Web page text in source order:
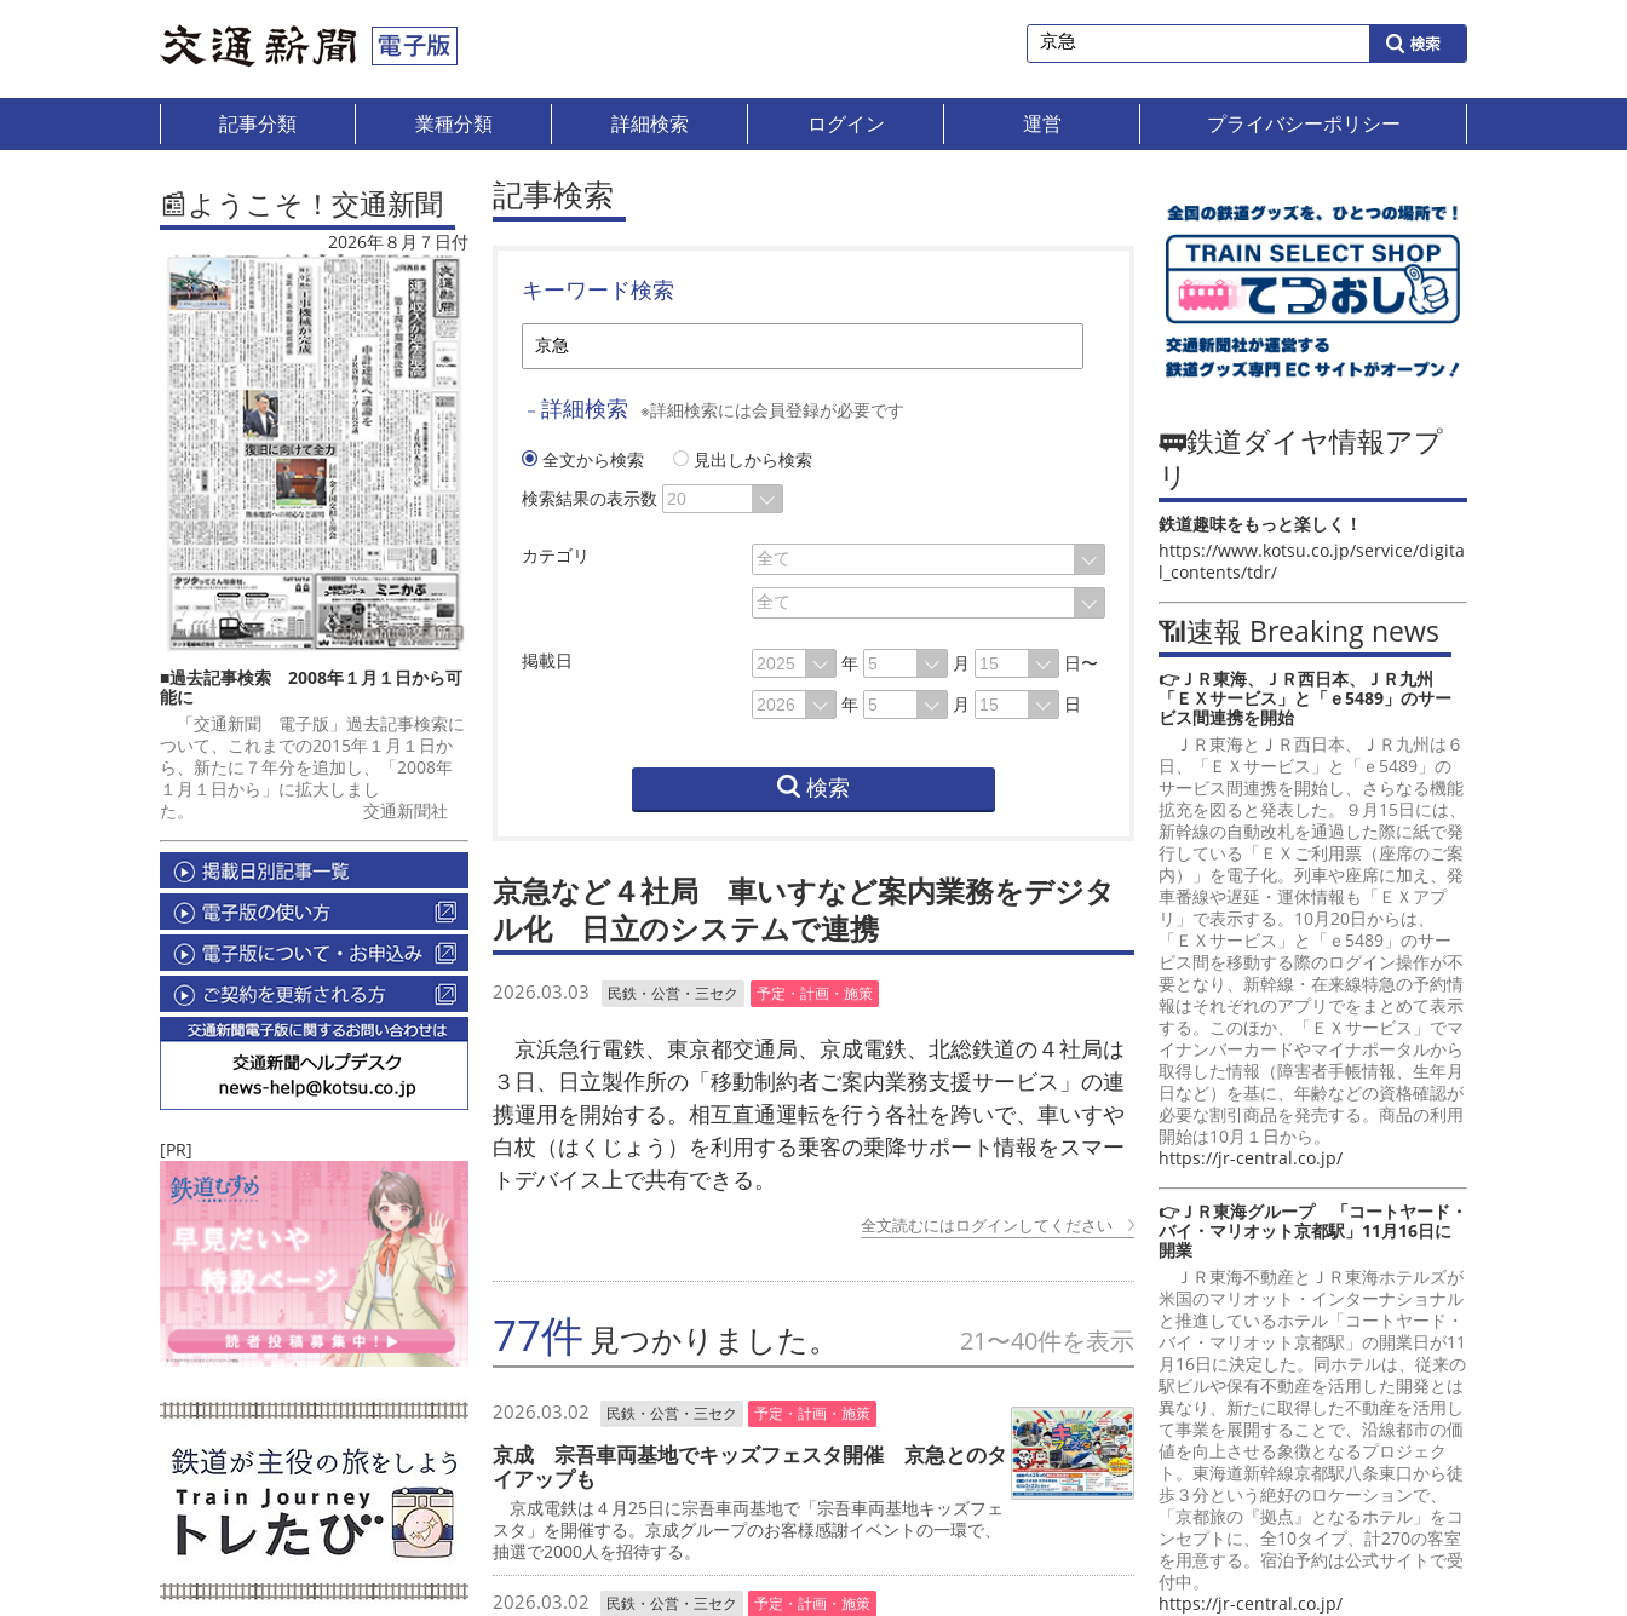
記事分類 業種分類 詳細検索 ログイン 運営 プライバシーポリシー
📰ようこそ！交通新聞
2026年８月７日付
■過去記事検索 2008年１月１日から可
能に
「交通新聞 電子版」過去記事検索に
ついて、これまでの2015年１月１日か
ら、新たに７年分を追加し、「2008年
１月１日から」に拡大しまし
た。 交通新聞社
[PR]
記事検索
キーワード検索
－ 詳細検索 ※詳細検索には会員登録が必要です
全文から検索
見出しから検索
検索結果の表示数
カテゴリ
掲載日 年 月
日〜
年
月 日
検索
京急など４社局 車いすなど案内業務をデジタ
ル化 日立のシステムで連携
2026.03.03 民鉄・公営・三セク 予定・計画・施策
京浜急行電鉄、東京都交通局、京成電鉄、北総鉄道の４社局は
３日、日立製作所の「移動制約者ご案内業務支援サービス」の連
携運用を開始する。相互直通運転を行う各社を跨いで、車いすや
白杖（はくじょう）を利用する乗客の乗降サポート情報をスマー
トデバイス上で共有できる。
全文読むにはログインしてください
77件 見つかりました。 21〜40件を表示
2026.03.02 民鉄・公営・三セク 予定・計画・施策
京成 宗吾車両基地でキッズフェスタ開催 京急とのタ
イアップも
京成電鉄は４月25日に宗吾車両基地で「宗吾車両基地キッズフェ
スタ」を開催する。京成グループのお客様感謝イベントの一環で、
抽選で2000人を招待する。
2026.03.02 民鉄・公営・三セク 予定・計画・施策
🚃鉄道ダイヤ情報アプ
リ
鉄道趣味をもっと楽しく！
https://www.kotsu.co.jp/service/digita
l_contents/tdr/
📶速報 Breaking news
👉ＪＲ東海、ＪＲ西日本、ＪＲ九州
「ＥＸサービス」と「ｅ5489」のサー
ビス間連携を開始
ＪＲ東海とＪＲ西日本、ＪＲ九州は６
日、「ＥＸサービス」と「ｅ5489」の
サービス間連携を開始し、さらなる機能
拡充を図ると発表した。９月15日には、
新幹線の自動改札を通過した際に紙で発
行している「ＥＸご利用票（座席のご案
内）」を電子化。列車や座席に加え、発
車番線や遅延・運休情報も「ＥＸアプ
リ」で表示する。10月20日からは、
「ＥＸサービス」と「ｅ5489」のサー
ビス間を移動する際のログイン操作が不
要となり、新幹線・在来線特急の予約情
報はそれぞれのアプリでをまとめて表示
する。このほか、「ＥＸサービス」でマ
イナンバーカードやマイナポータルから
取得した情報（障害者手帳情報、生年月
日など）を基に、年齢などの資格確認が
必要な割引商品を発売する。商品の利用
開始は10月１日から。
https://jr-central.co.jp/
👉ＪＲ東海グループ 「コートヤード・
バイ・マリオット京都駅」11月16日に
開業
ＪＲ東海不動産とＪＲ東海ホテルズが
米国のマリオット・インターナショナル
と推進しているホテル「コートヤード・
バイ・マリオット京都駅」の開業日が11
月16日に決定した。同ホテルは、従来の
駅ビルや保有不動産を活用した開発とは
異なり、新たに取得した不動産を活用し
て事業を展開することで、沿線都市の価
値を向上させる象徴となるプロジェク
ト。東海道新幹線京都駅八条東口から徒
歩３分という絶好のロケーションで、
「京都旅の『拠点』となるホテル」をコ
ンセプトに、全10タイプ、計270の客室
を用意する。宿泊予約は公式サイトで受
付中。
https://jr-central.co.jp/